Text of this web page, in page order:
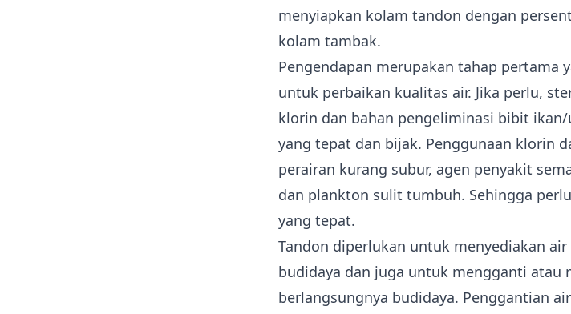
menyiapkan kolam tandon dengan
kolam tambak.
Pengendapan merupakan tahap pertama
untuk perbaikan kualitas air. Jika perlu,
klorin dan bahan pengeliminasi bibit
yang tepat dan bijak. Penggunaan klorin
perairan kurang subur, agen penyakit
dan plankton sulit tumbuh. Sehingga
yang tepat.
Tandon diperlukan untuk menyediakan
budidaya dan juga untuk mengganti atau
berlangsungnya budidaya. Penggantian